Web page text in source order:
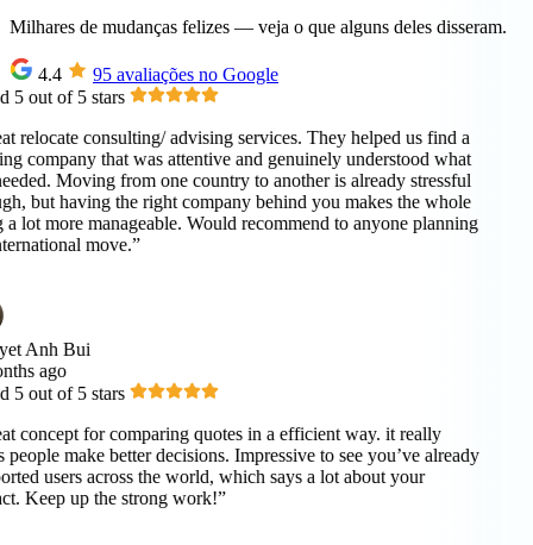
Milhares de mudanças felizes — veja o que alguns deles disseram.
4.4
95 avaliações no Google
5 out of 5 stars
relocate consulting/ advising services. They helped us find a
company that was attentive and genuinely understood what
Moving from one country to another is already stressful
but having the right company behind you makes the whole
lot more manageable. Would recommend to anyone planning
move.”
Anh Bui
ago
5 out of 5 stars
concept for comparing quotes in a efficient way. it really
make better decisions. Impressive to see you’ve already
users across the world, which says a lot about your
Keep up the strong work!”